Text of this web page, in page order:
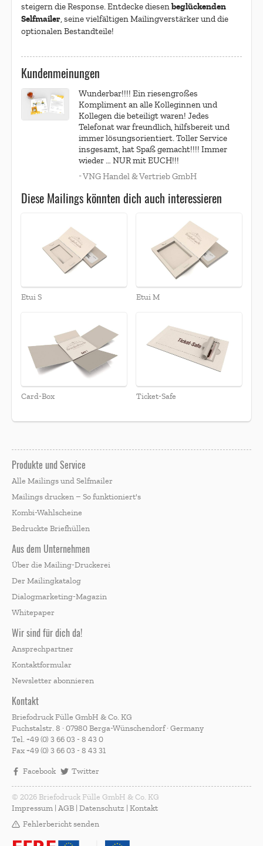
steigern die Response. Entdecke diesenbeglückenden
Selfmailer, seine vielfältigen Mailingverstärker und die
optionalen Bestandteile!
Kundenmeinungen
Wunderbar!!!! Ein riesengroßes
Kompliment an alle Kolleginnen und
Kollegen die beteiligt waren! Jedes
Telefonat war freundlich, hilfsbereit und
immer lösungsorientiert. Toller Service
insgesamt, hat Spaß gemacht!!!! Immer
wieder … NUR mit EUCH!!!
-VNG Handel & Vertrieb GmbH
Diese Mailings könnten dich auch interessieren
Etui S Etui M
Card-Box Ticket-Safe
Produkte und Service
Alle Mailings und Selfmailer
Mailings drucken – So funktioniert's
Kombi-Wahlscheine
Bedruckte Briefhüllen
Aus dem Unternehmen
Über die Mailing-Druckerei
Der Mailingkatalog
Dialogmarketing-Magazin
Whitepaper
Wir sind für dich da!
Ansprechpartner
Kontaktformular
Newsletter abonnieren
Kontakt
Briefodruck Fülle GmbH & Co. KG
Fuchstalstr. 8 · 07980 Berga-Wünschendorf · Germany
Tel. +49 (0) 3 66 03 - 8 43 0
Fax +49 (0) 3 66 03 - 8 43 31
Facebook Twitter
© 2026 Briefodruck Fülle GmbH & Co. KG
Impressum AGB Datenschutz
Kontakt
Fehlerbericht senden